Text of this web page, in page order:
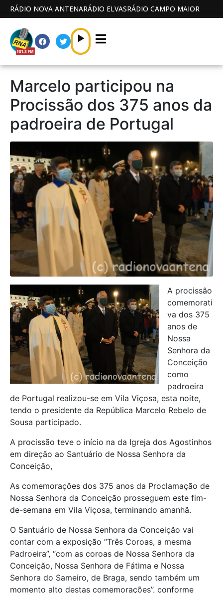
RÁDIO NOVA ANTENARÁDIO ELVASRÁDIO CAMPO MAIOR
Marcelo participou na
Procissão dos 375 anos da
padroeira de Portugal
A procissão
comemorati
va dos 375
anos de
Nossa
Senhora da
Conceição
como
padroeira
de Portugal realizou-se em Vila Viçosa, esta noite,
tendo o presidente da República Marcelo Rebelo de
Sousa participado.
A procissão teve o início na da Igreja dos Agostinhos
em direção ao Santuário de Nossa Senhora da
Conceição,
As comemorações dos 375 anos da Proclamação de
Nossa Senhora da Conceição prosseguem este fim-
de-semana em Vila Viçosa, terminando amanhã.
O Santuário de Nossa Senhora da Conceição vai
contar com a exposição “Três Coroas, a mesma
Padroeira”, “com as coroas de Nossa Senhora da
Conceição, Nossa Senhora de Fátima e Nossa
Senhora do Sameiro, de Braga, sendo também um
momento alto destas comemorações”, conforme